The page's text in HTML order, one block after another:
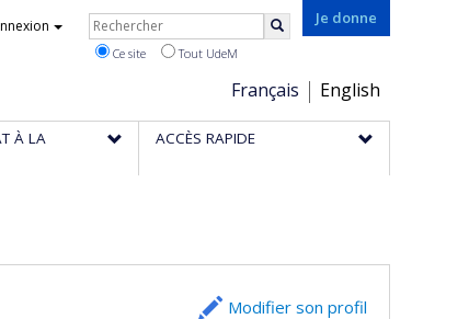
Je donne
Choix
de
la
Français English
Rechercher
Ce site Tout UdeM
À LA ACCÈS RAPIDE
Modifier son profil